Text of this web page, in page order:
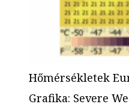
Hőmérsékletek
Grafika: Severe